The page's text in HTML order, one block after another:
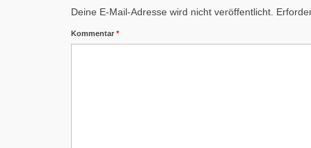
Deine E-Mail-Adresse wird nicht veröffentlicht.
Kommentar *